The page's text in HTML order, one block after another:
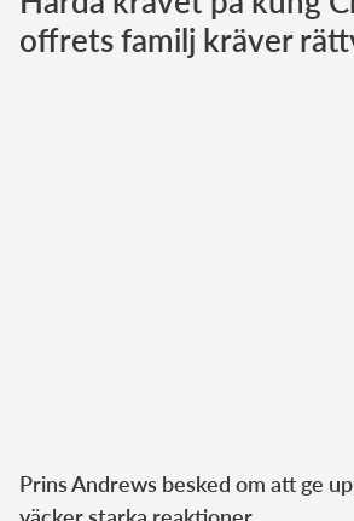
Norska kungahuset
offrets familj kräver
Prins Andrews besked om att ge
väcker starka reaktioner.